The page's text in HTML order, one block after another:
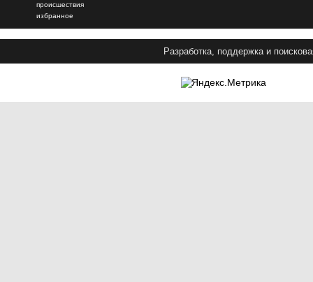
происшествия
избранное
Разработка, поддержка и